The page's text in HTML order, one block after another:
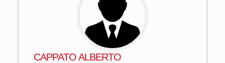
CAPPATO ALBERTO